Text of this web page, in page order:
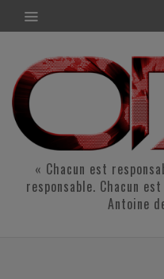
« Chacun est
responsable. Chacun
Antoine